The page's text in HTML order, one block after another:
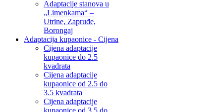
Adaptacije stanova u
„Limenkama“ –
Utrine, Zapruđe,
Borongaj
Adaptacija kupaonice - Cijena
Cijena adaptacije
kupaonice do 2.5
kvadrata
Cijena adaptacije
kupaonice od 2.5 do
3.5 kvadrata
Cijena adaptacije
kupaonice od 3.5 do